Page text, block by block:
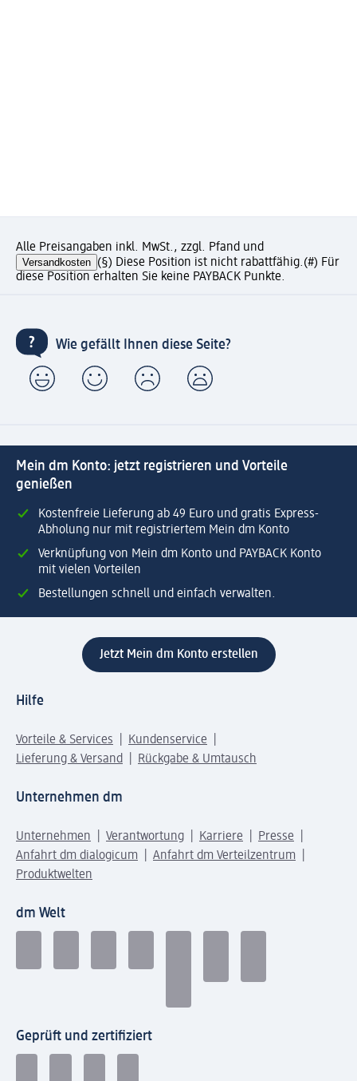
Alle Preisangaben inkl. MwSt., zzgl. Pfand und
Versandkosten (§) Diese Position ist nicht rabattfähig.(#) Für
diese Position erhalten Sie keine PAYBACK Punkte.
Wie gefällt Ihnen diese Seite?
Mein dm Konto: jetzt registrieren und Vorteile
genießen
Kostenfreie Lieferung ab 49 Euro und gratis Express-
Abholung nur mit registriertem Mein dm Konto
Verknüpfung von Mein dm Konto und PAYBACK Konto
mit vielen Vorteilen
Bestellungen schnell und einfach verwalten.
Jetzt Mein dm Konto erstellen
Hilfe
Vorteile & Services
Kundenservice
Lieferung & Versand
Rückgabe & Umtausch
Unternehmen dm
Unternehmen Verantwortung Karriere
Presse
Anfahrt dm dialogicum
Anfahrt dm Verteilzentrum
Produktwelten
dm Welt
Geprüft und zertifiziert